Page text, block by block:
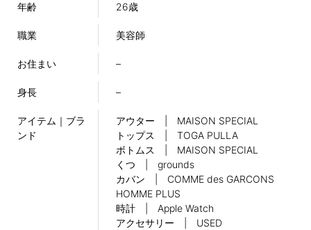
年齢 26歳
職業 美容師
お住まい –
身長 –
アイテム｜ブラ
ンド
アウター | MAISON SPECIAL
トップス | TOGA PULLA
ボトムス | MAISON SPECIAL
くつ | grounds
カバン | COMME des GARCONS
HOMME PLUS
時計 | Apple Watch
アクセサリー | USED